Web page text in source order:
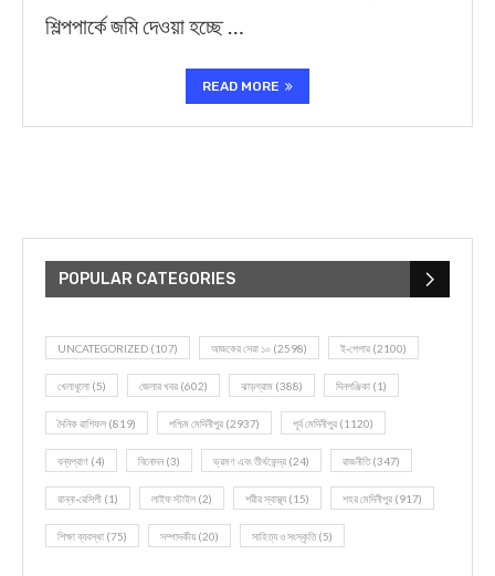
শিল্পপার্কে জমি দেওয়া হচ্ছে …
READ MORE
POPULAR CATEGORIES
UNCATEGORIZED (107) আজকের সেরা ১০ (2598) ই-পেপার (2100)
খেলাধূলো (5) জেলার খবর (602) ঝাড়গ্রাম (388) দিনপঞ্জিকা (1)
দৈনিক রাশিফল (819) পশ্চিম মেদিনীপুর (2937) পূর্ব মেদিনীপুর (1120)
বন্যপ্রাণ (4) বিনোদন(3) ভ্রমণ এবং তীর্থকেন্দ্র (24) রাজনীতি(347)
রান্না-রেসিপী (1) লাইফ স্টাইল (2) শরীর স্বাস্থ্য (15) শহর মেদিনীপুর (917)
শিক্ষা ব্যবস্থা (75) সম্পাদকীয় (20) সাহিত্য ও সংস্কৃতি(5)